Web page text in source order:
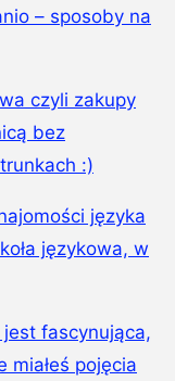
– sposoby na
czyli zakupy
bez
:)
języka
językowa, w
fascynująca,
pojęcia